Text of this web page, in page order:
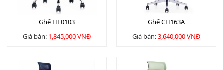
Ghế HE0103
Giá bán: 1,845,000 VNĐ
Ghế CH163A
Giá bán:3,640,000 VNĐ